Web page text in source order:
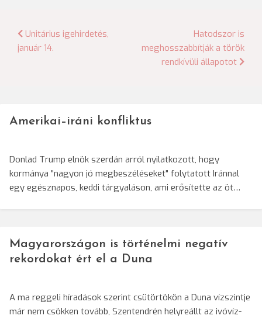
Bejegyzés
navigáció
Unitárius igehirdetés,
január 14.
Hatodszor is
meghosszabbítják a török
rendkívüli állapotot
Amerikai–iráni konfliktus
Donlad Trump elnök szerdán arról nyilatkozott, hogy
kormánya "nagyon jó megbeszéléseket" folytatott Iránnal
egy egésznapos, keddi tárgyaláson, ami erősítette az öt…
Magyarországon is történelmi negatív
rekordokat ért el a Duna
A ma reggeli híradások szerint csütörtökön a Duna vízszintje
már nem csökken tovább, Szentendrén helyreállt az ivóvíz-